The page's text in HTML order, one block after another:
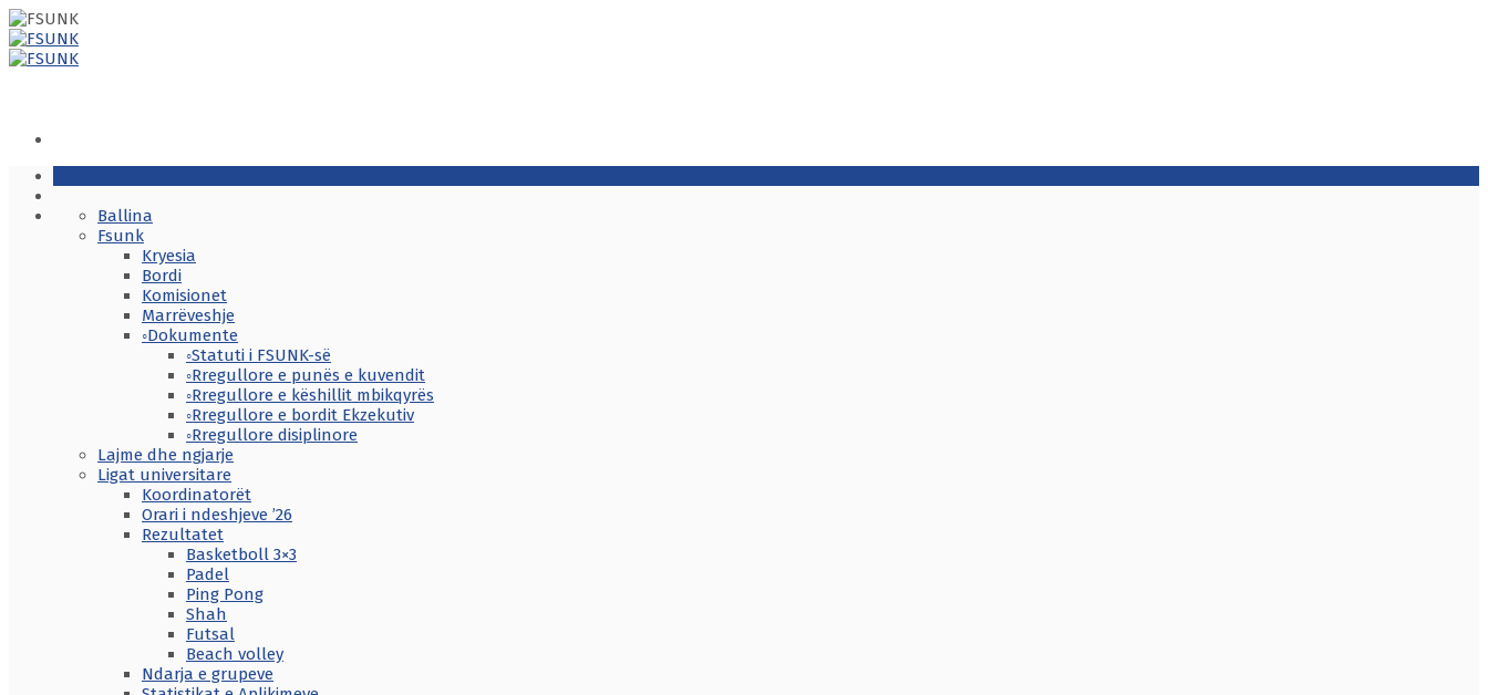
Ballina
Fsunk
Kryesia
Bordi
Komisionet
Marrëveshje
◦Dokumente
◦Statuti i FSUNK-së
◦Rregullore e punës e kuvendit
◦Rregullore e këshillit mbikqyrës
◦Rregullore e bordit Ekzekutiv
◦Rregullore disiplinore
Lajme dhe ngjarje
Ligat universitare
Koordinatorët
Orari i ndeshjeve ’26
Rezultatet
Basketboll 3×3
Padel
Ping Pong
Shah
Futsal
Beach volley
Ndarja e grupeve